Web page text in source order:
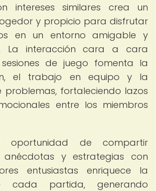
intereses similares crea un
y propicio para disfrutar
en un entorno amigable y
La interacción cara a cara
de juego fomenta la
el trabajo en equipo y la
problemas, fortaleciendo lazos
entre los miembros
oportunidad de compartir
anécdotas y estrategias con
entusiastas enriquece la
cada partida, generando